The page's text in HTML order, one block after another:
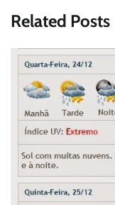
Related Posts